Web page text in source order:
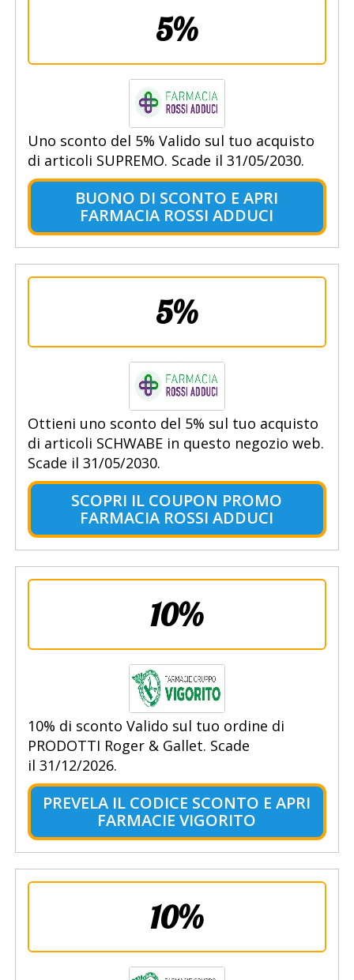
5%
Uno sconto del 5% Valido sul tuo acquisto
di articoli SUPREMO. Scade il 31/05/2030.
BUONO DI SCONTO E APRI
FARMACIA ROSSI ADDUCI
5%
Ottieni uno sconto del 5% sul tuo acquisto
di articoli SCHWABE in questo negozio web.
Scade il 31/05/2030.
SCOPRI IL COUPON PROMO
FARMACIA ROSSI ADDUCI
10%
10% di sconto Valido sul tuo ordine di
PRODOTTI Roger & Gallet. Scade
il 31/12/2026.
PREVELA IL CODICE SCONTO E APRI
FARMACIE VIGORITO
10%